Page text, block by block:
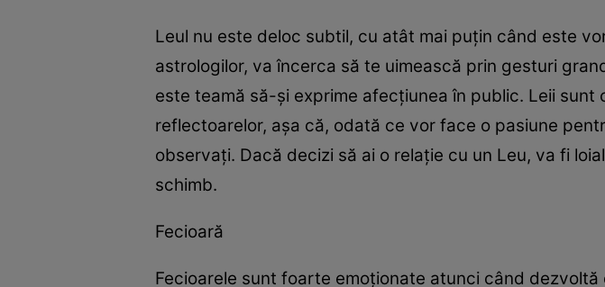
Leul nu este deloc subtil, cu atât mai puţin când este
astrologilor, va încerca să te uimească prin gesturi
este teamă să-şi exprime afecţiunea în public. Leii
reflectoarelor, aşa că, odată ce vor face o pasiune
observaţi. Dacă decizi să ai o relaţie cu un Leu, va fi
schimb.
Fecioară
Fecioarele sunt foarte emoţionate atunci când